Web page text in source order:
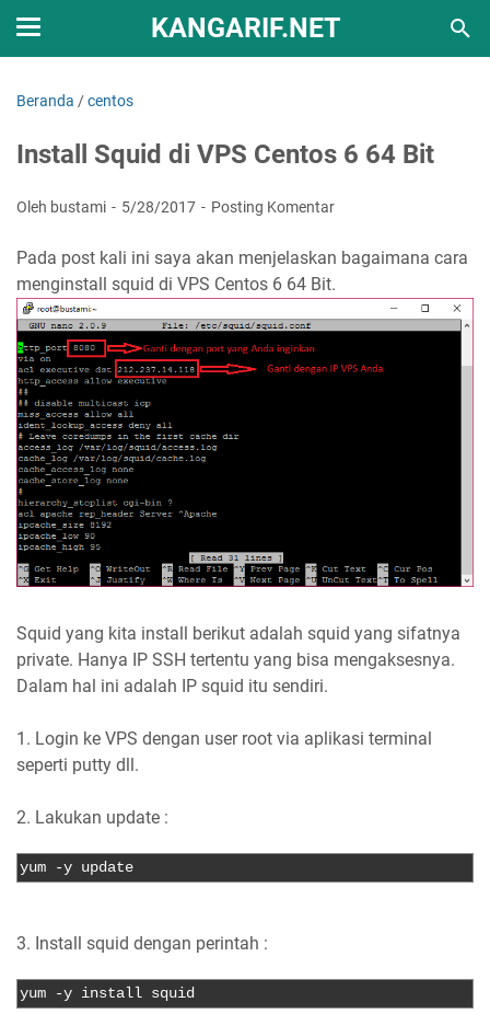
KANGARIF.NET
Beranda /centos
Install Squid di VPS Centos 6 64 Bit
Oleh bustami 5/28/2017 Posting Komentar
Pada post kali ini saya akan menjelaskan bagaimana cara
menginstall squid di VPS Centos 6 64 Bit.
Squid yang kita install berikut adalah squid yang sifatnya
private. Hanya IP SSH tertentu yang bisa mengaksesnya.
Dalam hal ini adalah IP squid itu sendiri.
1. Login ke VPS dengan user root via aplikasi terminal
seperti putty dll.
2. Lakukan update :
yum -y update
3. Install squid dengan perintah :
yum -y install squid